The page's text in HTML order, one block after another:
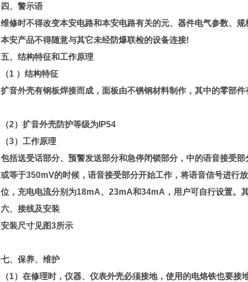
四、警示语
维修时不得改变本安电路和本安电路有关的元、器件电气参数、规
本安产品不得随意与其它未经防爆联检的设备连接!
五、结构特征和工作原理
（1 ）结构特征
扩音外壳有钢板焊接而成，面板由不锈钢材料制作，其中的零部
（2）扩音外壳防护等级为IP54
（3）工作原理
包括送受话部分、预警发送部分和急停闭锁部分，中的语音接受
或等于350mV的时候，语音接受部分开始工作，将语音信号进行
位，充电电流分别为18mA、23mA和34mA，用户可自行设置。
六、接线及安装
安装尺寸见图3所示
七、保养、维护
（1）在修理时，仪器、仪表外壳必须接地，使用的电烙铁也要接